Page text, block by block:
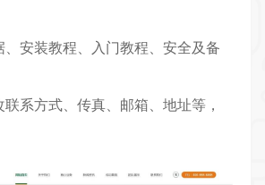
安装教程、入门教程、安全及备
系方式、传真、邮箱、地址等，